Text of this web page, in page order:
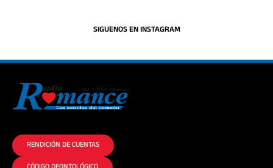
SIGUENOS EN INSTAGRAM
RENDICIÓN DE CUENTAS